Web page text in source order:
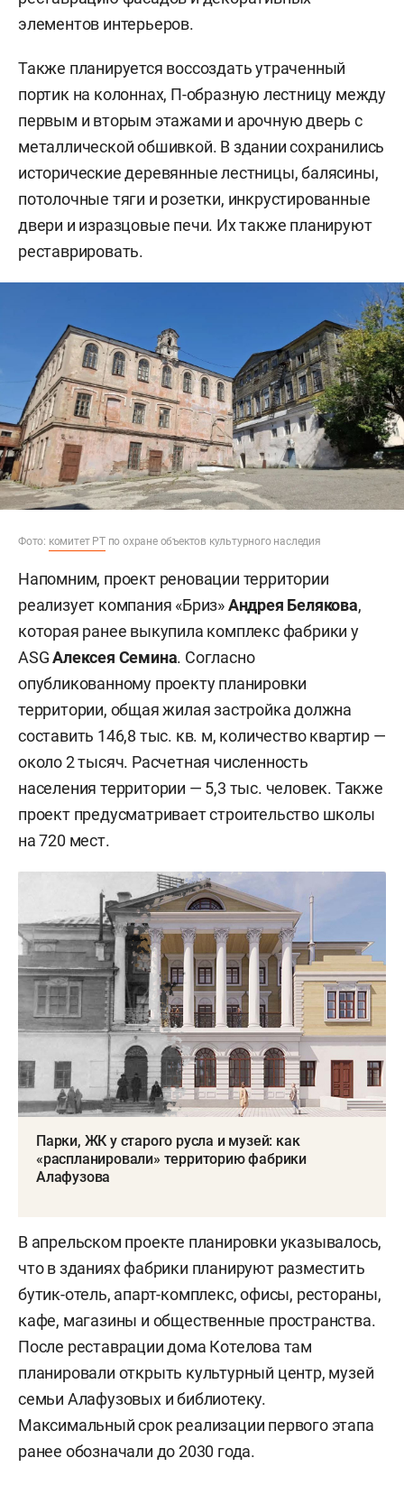
элементов интерьеров.
Также планируется воссоздать утраченный
портик на колоннах, П-образную лестницу между
первым и вторым этажами и арочную дверь с
металлической обшивкой. В здании сохранились
исторические деревянные лестницы, балясины,
потолочные тяги и розетки, инкрустированные
двери и изразцовые печи. Их также планируют
реставрировать.
Фото: комитет РТпо охране объектов культурного наследия
Напомним, проект реновации территории
реализует компания «Бриз»Андрея Белякова,
которая ранее выкупила комплекс фабрики у
ASGАлексея Семина. Согласно
опубликованному проекту планировки
территории, общая жилая застройка должна
составить 146,8 тыс. кв. м, количество квартир —
около 2 тысяч. Расчетная численность
населения территории — 5,3 тыс. человек. Также
проект предусматривает строительство школы
на 720 мест.
Парки, ЖК у старого русла и музей: как
«распланировали» территорию фабрики
Алафузова
В апрельском проекте планировки указывалось,
что в зданиях фабрики планируют разместить
бутик-отель, апарт-комплекс, офисы, рестораны,
кафе, магазины и общественные пространства.
После реставрации дома Котелова там
планировали открыть культурный центр, музей
семьи Алафузовых и библиотеку.
Максимальный срок реализации первого этапа
ранее обозначали до 2030 года.